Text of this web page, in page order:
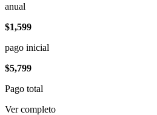
anual
$1,599
pago inicial
$5,799
Pago total
Ver completo